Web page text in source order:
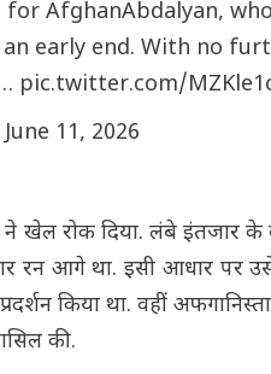
AfghanAbdalyan,
early end. With no
pic.twitter.com/
June 11, 2026
खेल रोक दिया. लंबे इंतजार के
रन आगे था. इसी आधार पर
किया था. वहीं
की.